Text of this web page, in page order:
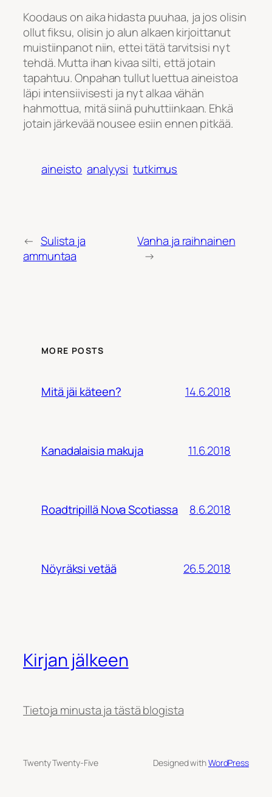
Koodaus on aika hidasta puuhaa, ja jos olisin
ollut fiksu, olisin jo alun alkaen kirjoittanut
muistiinpanot niin, ettei tätä tarvitsisi nyt
tehdä. Mutta ihan kivaa silti, että jotain
tapahtuu. Onpahan tullut luettua aineistoa
läpi intensiivisesti ja nyt alkaa vähän
hahmottua, mitä siinä puhuttiinkaan. Ehkä
jotain järkevää nousee esiin ennen pitkää.
aineisto analyysi tutkimus
← Sulista ja
ammuntaa
Vanha ja raihnainen
→
MORE POSTS
Mitä jäi käteen? 14.6.2018
Kanadalaisia makuja 11.6.2018
Roadtripillä Nova Scotiassa 8.6.2018
Nöyräksi vetää 26.5.2018
Kirjan jälkeen
Tietoja minusta ja tästä blogista
Twenty Twenty-Five Designed withWordPress